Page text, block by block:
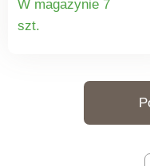
irlandzkim. Wzór ryżu
na plecach i rękawach.
prać w pralce.
W magazynie 7
szt.